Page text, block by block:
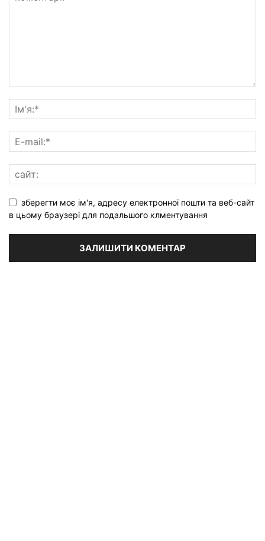
зберегти моє ім'я, адресу електронної пошти та веб-сайт
в цьому браузері для подальшого клментування